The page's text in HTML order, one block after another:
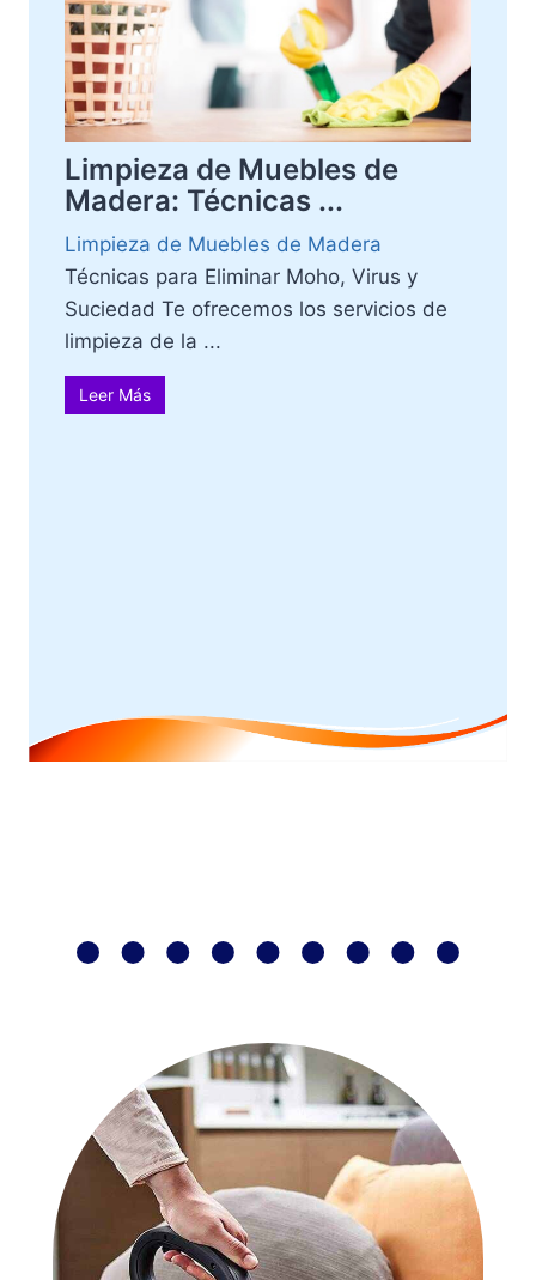
Limpieza de Muebles de
Madera: Técnicas ...
Limpieza de Muebles de Madera
Técnicas para Eliminar Moho, Virus y
Suciedad Te ofrecemos los servicios de
limpieza de la ...
Leer Más